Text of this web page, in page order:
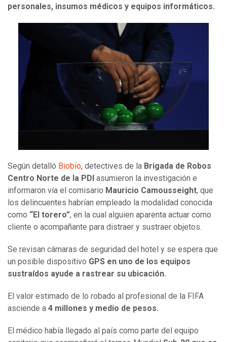
personales, insumos médicos y equipos informáticos.
Según detalló Biobío, detectives de la Brigada de Robos
Centro Norte de la PDI asumieron la investigación e
informaron vía el comisario Mauricio Camousseight, que
los delincuentes habrían empleado la modalidad conocida
como “El torero”, en la cual alguien aparenta actuar como
cliente o acompañante para distraer y sustraer objetos.
Se revisan cámaras de seguridad del hotel y se espera que
un posible dispositivo GPS en uno de los equipos
sustraídos ayude a rastrear su ubicación.
El valor estimado de lo robado al profesional de la FIFA
asciende a 4 millones y medio de pesos.
El médico había llegado al país como parte del equipo